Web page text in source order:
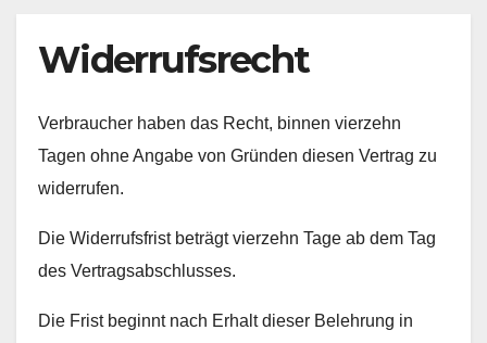
Widerrufsrecht
Verbraucher haben das Recht, binnen vierzehn
Tagen ohne Angabe von Gründen diesen Vertrag zu
widerrufen.
Die Widerrufsfrist beträgt vierzehn Tage ab dem Tag
des Vertragsabschlusses.
Die Frist beginnt nach Erhalt dieser Belehrung in